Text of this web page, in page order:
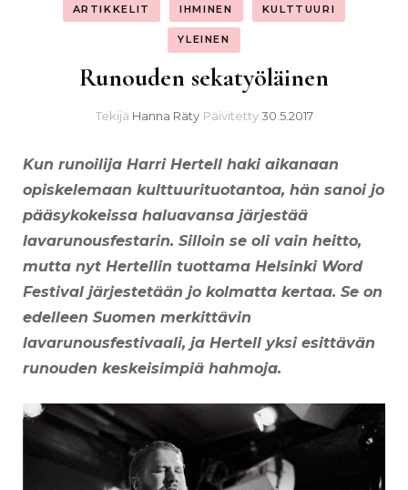
ARTIKKELIT IHMINEN KULTTUURI
YLEINEN
Runouden sekatyöläinen
Tekijä Hanna Räty Päivitetty30.5.2017
Kun runoilija Harri Hertell haki aikanaan
opiskelemaan kulttuurituotantoa, hän sanoi jo
pääsykokeissa haluavansa järjestää
lavarunousfestarin. Silloin se oli vain heitto,
mutta nyt Hertellin tuottama Helsinki Word
Festival järjestetään jo kolmatta kertaa. Se on
edelleen Suomen merkittävin
lavarunousfestivaali, ja Hertell yksi esittävän
runouden keskeisimpiä hahmoja.